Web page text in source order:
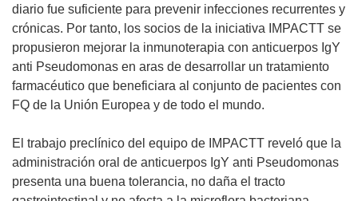
e
n
t
a
n
a
diario fue suficiente para prevenir infecciones recurrentes y
crónicas. Por tanto, los socios de la iniciativa IMPACTT se
propusieron mejorar la inmunoterapia con anticuerpos IgY
anti Pseudomonas en aras de desarrollar un tratamiento
farmacéutico que beneficiara al conjunto de pacientes con
FQ de la Unión Europea y de todo el mundo.
El trabajo preclínico del equipo de IMPACTT reveló que la
administración oral de anticuerpos IgY anti Pseudomonas
presenta una buena tolerancia, no daña el tracto